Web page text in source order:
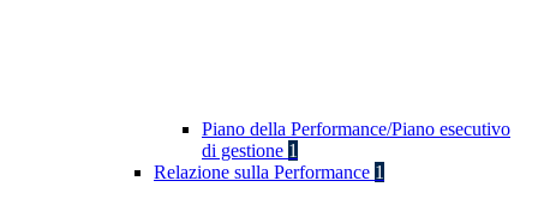
Piano della Performance/Piano esecutivo
di gestione 1
Relazione sulla Performance 1